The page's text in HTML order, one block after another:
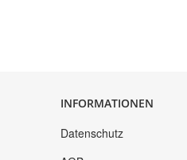
INFORMATIONEN
Datenschutz